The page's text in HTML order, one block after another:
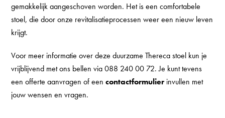
gemakkelijk aangeschoven worden. Het is een comfortabele
stoel, die door onze revitalisatieprocessen weer een nieuw leven
krijgt.
Voor meer informatie over deze duurzame Thereca stoel kun je
vrijblijvend met ons bellen via 088 240 00 72. Je kunt tevens
een offerte aanvragen of eencontactformulier invullen met
jouw wensen en vragen.